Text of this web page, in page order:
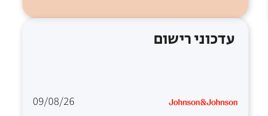
עדכוני רישום
09/08/26